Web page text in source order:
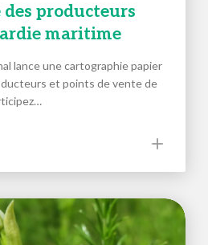
producteurs
maritime
lance une cartographie papier
et points de vente de